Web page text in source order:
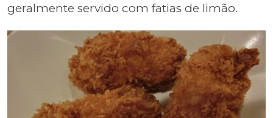
geralmente servido com fatias de limão.